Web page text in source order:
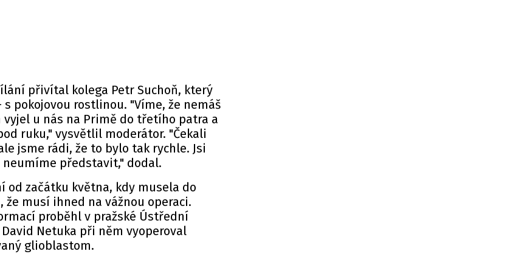
přivítal kolega Petr Suchoň, který
pokojovou rostlinou. "Víme, že nemáš
vyjel u nás na Primě do třetího patra a
ruku," vysvětlil moderátor. "Čekali
jsme rádi, že to bylo tak rychle. Jsi
představit," dodal.
od začátku května, kdy musela do
že musí ihned na vážnou operaci.
proběhl v pražské Ústřední
Netuka při něm vyoperoval
glioblastom.